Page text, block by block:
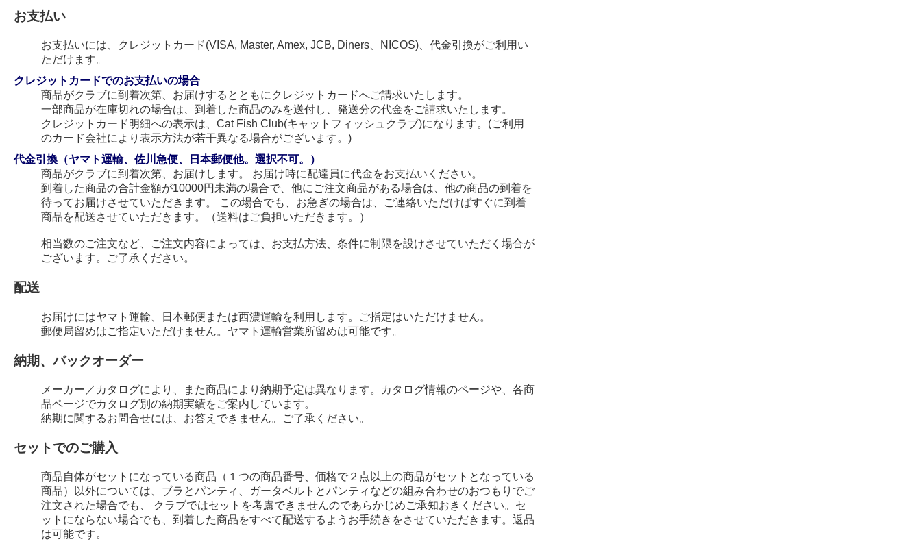
お支払い
お支払いには、クレジットカード(VISA, Master, Amex, JCB, Diners、NICOS)、代金引換がご利用い
ただけます。
クレジットカードでのお支払いの場合
商品がクラブに到着次第、お届けするとともにクレジットカードへご請求いたします。
一部商品が在庫切れの場合は、到着した商品のみを送付し、発送分の代金をご請求いたします。
クレジットカード明細への表示は、Cat Fish Club(キャットフィッシュクラブ)になります。(ご利用
のカード会社により表示方法が若干異なる場合がございます。)
代金引換（ヤマト運輸、佐川急便、日本郵便他。選択不可。）
商品がクラブに到着次第、お届けします。 お届け時に配達員に代金をお支払いください。
到着した商品の合計金額が10000円未満の場合で、他にご注文商品がある場合は、他の商品の到着を
待ってお届けさせていただきます。 この場合でも、お急ぎの場合は、ご連絡いただけばすぐに到着
商品を配送させていただきます。（送料はご負担いただきます。）
相当数のご注文など、ご注文内容によっては、お支払方法、条件に制限を設けさせていただく場合が
ございます。ご了承ください。
配送
お届けにはヤマト運輸、日本郵便または西濃運輸を利用します。ご指定はいただけません。
郵便局留めはご指定いただけません。ヤマト運輸営業所留めは可能です。
納期、バックオーダー
メーカー／カタログにより、また商品により納期予定は異なります。カタログ情報のページや、各商
品ページでカタログ別の納期実績をご案内しています。
納期に関するお問合せには、お答えできません。ご了承ください。
セットでのご購入
商品自体がセットになっている商品（１つの商品番号、価格で２点以上の商品がセットとなっている
商品）以外については、ブラとパンティ、ガータベルトとパンティなどの組み合わせのおつもりでご
注文された場合でも、 クラブではセットを考慮できませんのであらかじめご承知おきください。セ
ットにならない場合でも、到着した商品をすべて配送するようお手続きをさせていただきます。返品
は可能です。